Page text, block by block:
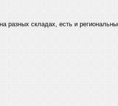
разных складах, есть и